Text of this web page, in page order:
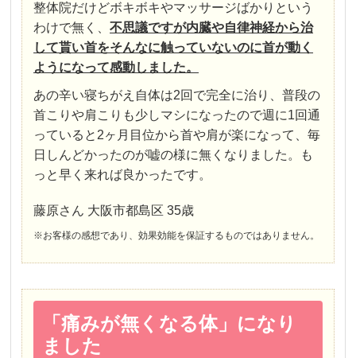
整体院だけどボキボキやマッサージばかりという
わけで無く、不思議ですが内臓や自律神経から治
して貰い首をそんなに触っていないのに首が動く
ようになって感動しました。
あの辛い寝ちがえ自体は2回で完全に治り、普段の
首こりや肩こりも少しマシになったので週に1回通
っていると2ヶ月目位から首や肩が楽になって、毎
日しんどかったのが嘘の様に無くなりました。も
っと早く来れば良かったです。
藤原さん 大阪市都島区 35歳
※お客様の感想であり、効果効能を保証するものではありません。
「痛みが無くなる体」になり
ました